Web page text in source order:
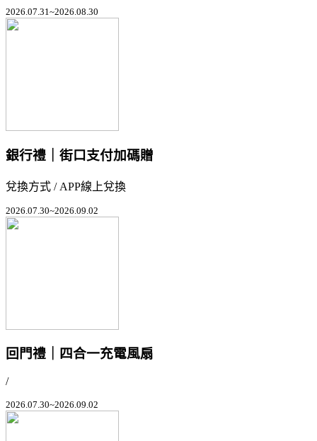
2026.07.31~2026.08.30
銀行禮｜街口支付加碼贈
兌換方式 / APP線上兌換
2026.07.30~2026.09.02
回門禮｜四合一充電風扇
/
2026.07.30~2026.09.02